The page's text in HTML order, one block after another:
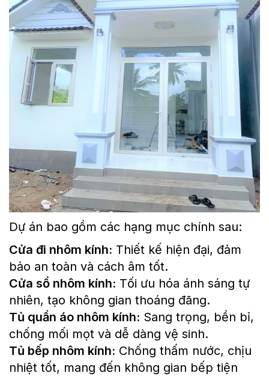
Dự án bao gồm các hạng mục chính sau:
Cửa đi nhôm kính: Thiết kế hiện đại, đảm
bảo an toàn và cách âm tốt.
Cửa sổ nhôm kính: Tối ưu hóa ánh sáng tự
nhiên, tạo không gian thoáng đãng.
Tủ quần áo nhôm kính: Sang trọng, bền bỉ,
chống mối mọt và dễ dàng vệ sinh.
Tủ bếp nhôm kính: Chống thấm nước, chịu
nhiệt tốt, mang đến không gian bếp tiện